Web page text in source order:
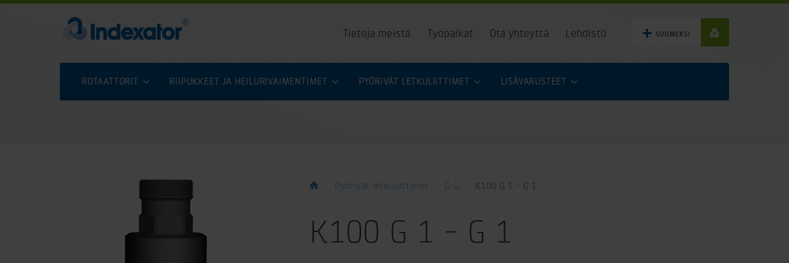
SUOMEKSI
Tietoja meistä Työpaikat Ota yhteyttä Lehdistö
ROTAATTORIT RIIPUKKEET JA HEILURIVAIMENTIMET PYÖRIVÄT LETKULIITTIMET LISÄVARUSTEET
Pyörivät letkuliittimet G-G K100 G 1 - G 1
K100 G 1 - G 1